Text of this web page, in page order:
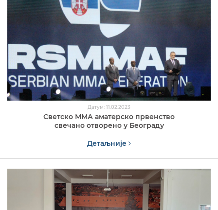
Датум: 11.02.2023
Светско ММА аматерско првенство
свечано отворено у Београду
Детаљније